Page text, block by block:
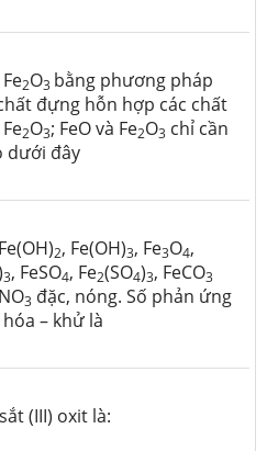
2O3 bằng phương pháp
đựng hỗn hợp các chất
2O3; FeO và Fe2O3 chỉ cần
dưới đây
2, Fe(OH)3, Fe3O4,
3, FeSO4, Fe2(SO4)3, FeCO3
3 đặc, nóng. Số phản ứng
– khử là
(III) oxit là: